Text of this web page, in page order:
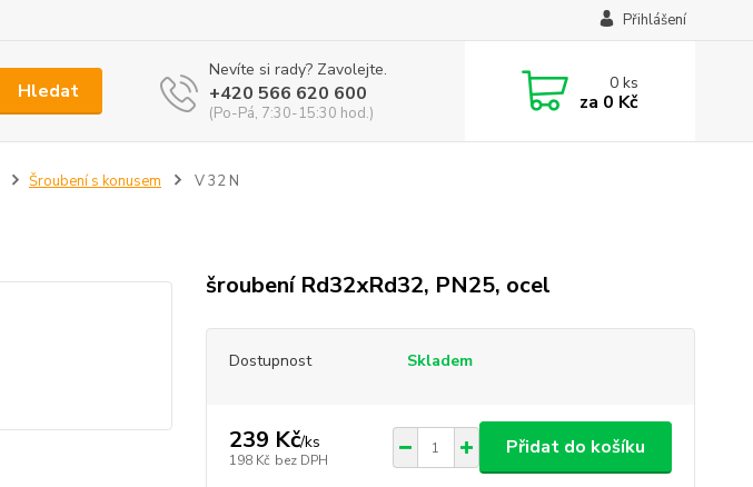
Přihlášení
Hledat
Nevíte si rady? Zavolejte.
+420 566 620 600
(Po-Pá, 7:30-15:30 hod.)
0ks
za 0 Kč
Šroubení s konusem V 32 N
šroubení Rd32xRd32, PN25, ocel
Dostupnost Skladem
239 Kč/ks
198 Kč bez DPH
Přidat do košíku